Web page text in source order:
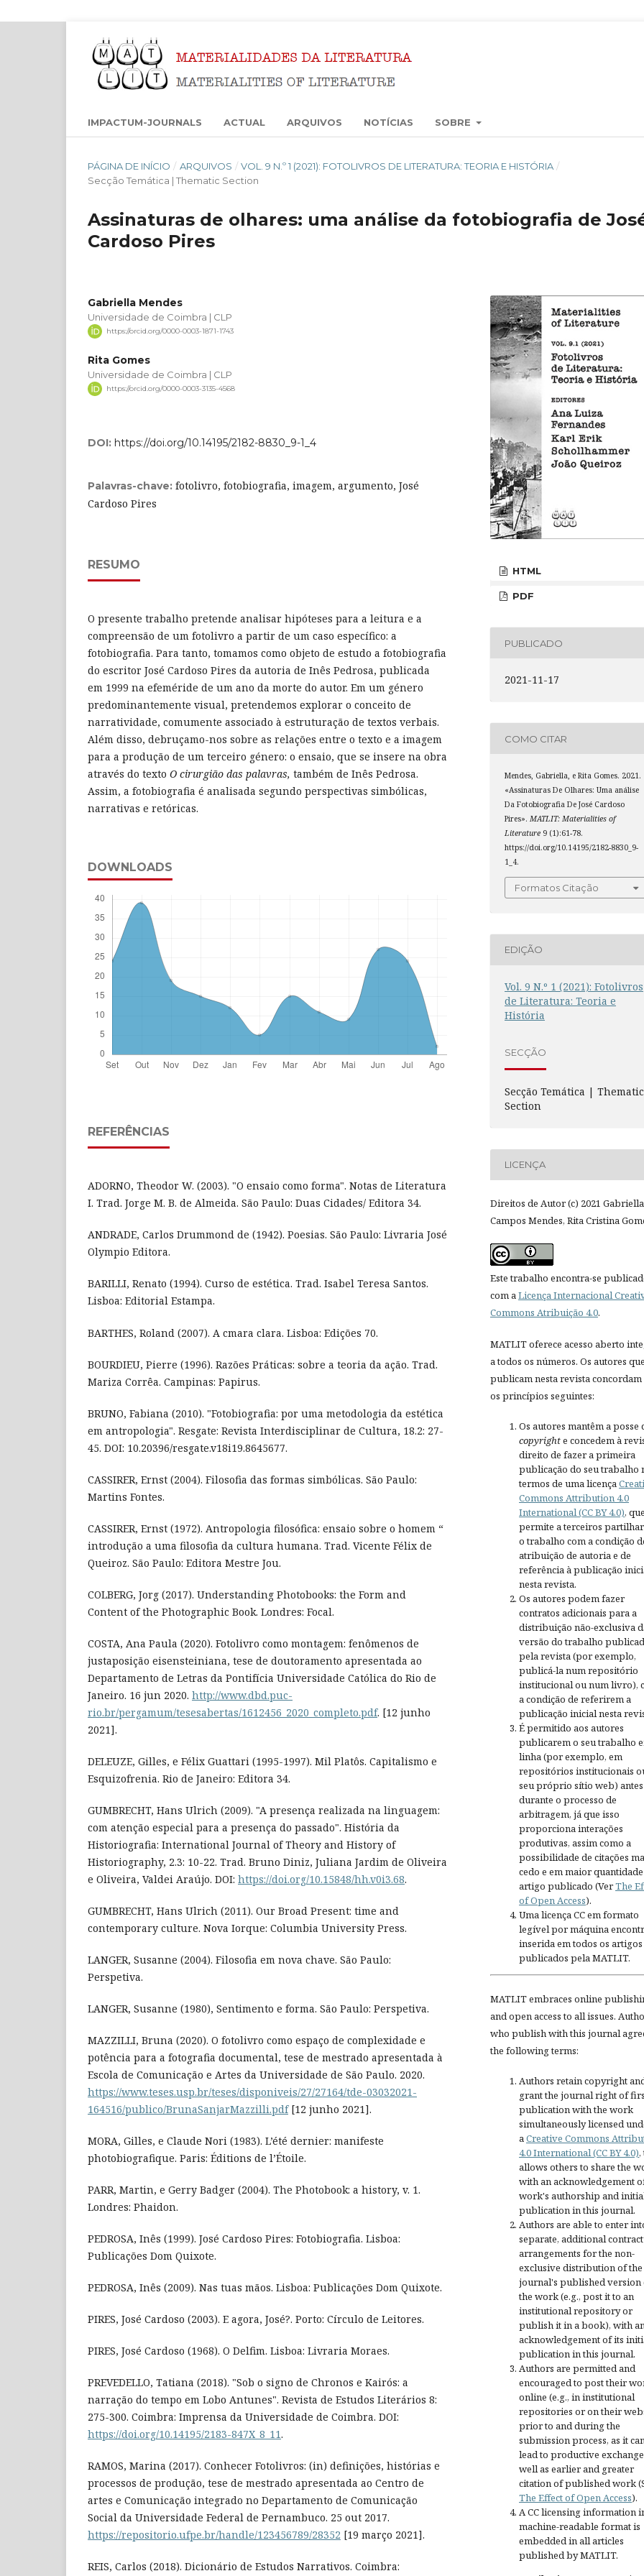
IMPACTUM-JOURNALS ACTUAL ARQUIVOS NOTÍCIAS SOBRE
PÁGINA DE INÍCIO / ARQUIVOS / VOL. 9 N.º 1 (2021): FOTOLIVROS DE LITERATURA: TEORIA E HISTÓRIA /
Secção Temática | Thematic Section
Assinaturas de olhares: uma análise da fotobiografia de
Cardoso Pires
Gabriella Mendes
Universidade de Coimbra | CLP
https://orcid.org/0000-0003-1871-1743
Rita Gomes
Universidade de Coimbra | CLP
https://orcid.org/0000-0003-3135-4568
DOI: https://doi.org/10.14195/2182-8830_9-1_4
Palavras-chave: fotolivro, fotobiografia, imagem, argumento, José
Cardoso Pires
RESUMO
O presente trabalho pretende analisar hipóteses para a leitura e a
compreensão de um fotolivro a partir de um caso específico: a
fotobiografia. Para tanto, tomamos como objeto de estudo a fotobiografia
do escritor José Cardoso Pires da autoria de Inês Pedrosa, publicada
em 1999 na efeméride de um ano da morte do autor. Em um género
predominantemente visual, pretendemos explorar o conceito de
narratividade, comumente associado à estruturação de textos verbais.
Além disso, debruçamo-nos sobre as relações entre o texto e a imagem
para a produção de um terceiro género: o ensaio, que se insere na obra
através do texto O cirurgião das palavras, também de Inês Pedrosa.
Assim, a fotobiografia é analisada segundo perspectivas simbólicas,
narrativas e retóricas.
DOWNLOADS
REFERÊNCIAS
ADORNO, Theodor W. (2003). "O ensaio como forma". Notas de Literatura
I. Trad. Jorge M. B. de Almeida. São Paulo: Duas Cidades/ Editora 34.
ANDRADE, Carlos Drummond de (1942). Poesias. São Paulo: Livraria José
Olympio Editora.
BARILLI, Renato (1994). Curso de estética. Trad. Isabel Teresa Santos.
Lisboa: Editorial Estampa.
BARTHES, Roland (2007). A cmara clara. Lisboa: Edições 70.
BOURDIEU, Pierre (1996). Razões Práticas: sobre a teoria da ação. Trad.
Mariza Corrêa. Campinas: Papirus.
BRUNO, Fabiana (2010). "Fotobiografia: por uma metodologia da estética
em antropologia". Resgate: Revista Interdisciplinar de Cultura, 18.2: 27-
45. DOI: 10.20396/resgate.v18i19.8645677.
CASSIRER, Ernst (2004). Filosofia das formas simbólicas. São Paulo:
Martins Fontes.
CASSIRER, Ernst (1972). Antropologia filosófica: ensaio sobre o homem “
introdução a uma filosofia da cultura humana. Trad. Vicente Félix de
Queiroz. São Paulo: Editora Mestre Jou.
COLBERG, Jorg (2017). Understanding Photobooks: the Form and
Content of the Photographic Book. Londres: Focal.
COSTA, Ana Paula (2020). Fotolivro como montagem: fenômenos de
justaposição eisensteiniana, tese de doutoramento apresentada ao
Departamento de Letras da Pontifícia Universidade Católica do Rio de
Janeiro. 16 jun 2020. http://www.dbd.puc-
rio.br/pergamum/tesesabertas/1612456_2020_completo.pdf. [12 junho
2021].
DELEUZE, Gilles, e Félix Guattari (1995-1997). Mil Platôs. Capitalismo e
Esquizofrenia. Rio de Janeiro: Editora 34.
GUMBRECHT, Hans Ulrich (2009). "A presença realizada na linguagem:
com atenção especial para a presença do passado". História da
Historiografia: International Journal of Theory and History of
Historiography, 2.3: 10-22. Trad. Bruno Diniz, Juliana Jardim de Oliveira
e Oliveira, Valdei Araújo. DOI: https://doi.org/10.15848/hh.v0i3.68.
GUMBRECHT, Hans Ulrich (2011). Our Broad Present: time and
contemporary culture. Nova Iorque: Columbia University Press.
LANGER, Susanne (2004). Filosofia em nova chave. São Paulo:
Perspetiva.
LANGER, Susanne (1980), Sentimento e forma. São Paulo: Perspetiva.
MAZZILLI, Bruna (2020). O fotolivro como espaço de complexidade e
potência para a fotografia documental, tese de mestrado apresentada à
Escola de Comunicação e Artes da Universidade de São Paulo. 2020.
https://www.teses.usp.br/teses/disponiveis/27/27164/tde-03032021-
164516/publico/BrunaSanjarMazzilli.pdf[12 junho 2021].
MORA, Gilles, e Claude Nori (1983). L’été dernier: manifeste
photobiografique. Paris: Éditions de l’Étoile.
PARR, Martin, e Gerry Badger (2004). The Photobook: a history, v. 1.
Londres: Phaidon.
PEDROSA, Inês (1999). José Cardoso Pires: Fotobiografia. Lisboa:
Publicações Dom Quixote.
PEDROSA, Inês (2009). Nas tuas mãos. Lisboa: Publicações Dom Quixote.
PIRES, José Cardoso (2003). E agora, José?. Porto: Círculo de Leitores.
PIRES, José Cardoso (1968). O Delfim. Lisboa: Livraria Moraes.
PREVEDELLO, Tatiana (2018). "Sob o signo de Chronos e Kairós: a
narração do tempo em Lobo Antunes". Revista de Estudos Literários 8:
275-300. Coimbra: Imprensa da Universidade de Coimbra. DOI:
https://doi.org/10.14195/2183-847X_8_11.
RAMOS, Marina (2017). Conhecer Fotolivros: (in) definições, histórias e
processos de produção, tese de mestrado apresentada ao Centro de
artes e Comunicação integrado no Departamento de Comunicação
Social da Universidade Federal de Pernambuco. 25 out 2017.
https://repositorio.ufpe.br/handle/123456789/28352 [19 março 2021].
REIS, Carlos (2018). Dicionário de Estudos Narrativos. Coimbra:
HTML
PDF
PUBLICADO
2021-11-17
COMO CITAR
Mendes, Gabriella, e Rita Gomes. 2021.
«Assinaturas De Olhares: Uma análise
Da Fotobiografia De José Cardoso
Pires».MATLIT: Materialities of
Literature 9 (1):61-78.
https://doi.org/10.14195/2182-8830_9-
1_4.
Formatos Citação
EDIÇÃO
Vol. 9 N.º 1 (2021): Fotolivros
de Literatura: Teoria e
História
SECÇÃO
Secção Temática | Thematic
Section
LICENÇA
Direitos de Autor (c) 2021 Gabriella
Campos Mendes, Rita Cristina
Este trabalho encontra-se
com aLicença Internacional
Commons Atribuição 4.0.
MATLIT oferece acesso aberto
a todos os números. Os autores que
publicam nesta revista concordam
os princípios seguintes:
Os autores mantêm a posse
copyrighte concedem à
direito de fazer a primeira
publicação do seu trabalho
termos de uma licença
Commons Attribution 4.0
International (CC BY 4.0), que
permite a terceiros
o trabalho com a condição
atribuição de autoria e de
referência à publicação
nesta revista.
Os autores podem fazer
contratos adicionais para a
distribuição não-exclusiva
versão do trabalho
pela revista (por exemplo,
publicá-la num repositório
institucional ou num livro),
a condição de referirem a
publicação inicial nesta
É permitido aos autores
publicarem o seu trabalho
linha (por exemplo, em
repositórios institucionais
seu próprio sítio web) antes
durante o processo de
arbitragem, já que isso
proporciona interações
produtivas, assim como a
possibilidade de citações
cedo e em maior
artigo publicado (VerThe
of Open Access).
Uma licença CC em formato
legível por máquina
inserida em todos os artigos
publicados pela MATLIT.
MATLIT embraces online
and open access to all issues.
who publish with this journal
the following terms:
Authors retain copyright
grant the journal right of
publication with the work
simultaneously licensed
aCreative Commons
4.0 International (CC BY 4.0),
allows others to share the
with an acknowledgement
work's authorship and
publication in this journal.
Authors are able to enter
separate, additional
arrangements for the non-
exclusive distribution of the
journal's published version
the work (e.g., post it to an
institutional repository or
publish it in a book), with
acknowledgement of its
publication in this journal.
Authors are permitted and
encouraged to post their
online (e.g., in institutional
repositories or on their
prior to and during the
submission process, as it
lead to productive
well as earlier and greater
citation of published work
The Effect of Open Access).
A CC licensing information
machine-readable format is
embedded in all articles
published by MATLIT.